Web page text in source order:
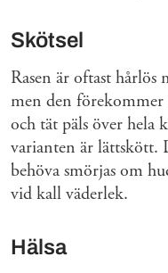
Skötsel
Rasen är oftast hårlös
men den
och tät päls över hela
varianten är lättskött.
behöva smörjas om
vid kall väderlek.
Hälsa